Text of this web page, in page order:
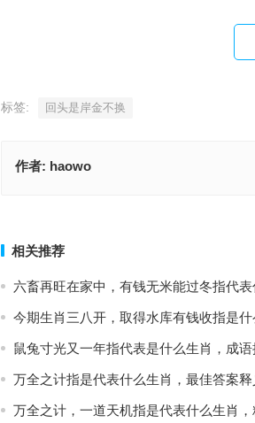
标签: 回头是岸金不换
作者: haowo
相关推荐
六畜再旺在家中，有钱无米能过冬指代
今期生肖三八开，取得水库有钱收指是
鼠兔寸光又一年指代表是什么生肖，成
万全之计指是代表什么生肖，最佳答案释
万全之计，一道天机指是代表什么生肖